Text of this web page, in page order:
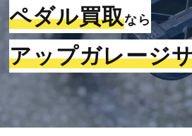
ペダル買取なら
アップガレージ